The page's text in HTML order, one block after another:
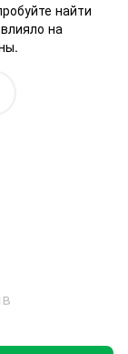
найти
на